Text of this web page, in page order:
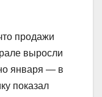
продажи
выросли
января — в
показал